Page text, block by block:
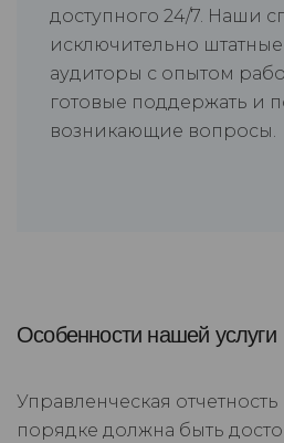
доступного 24/7. Наши
исключительно штатные
аудиторы с опытом
готовые поддержать и
возникающие вопросы.
Особенности нашей услуги
Управленческая
порядке должна быть